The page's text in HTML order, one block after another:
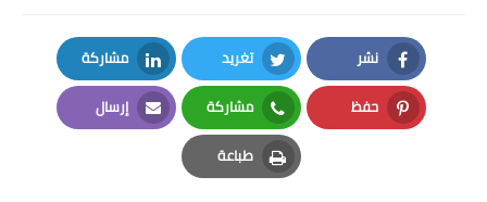
نشر
Facebook
تغريد
Twitter
مشاركة
LinkedIn
حفظ
Pinterest
مشاركة
Whatsapp
إرسال
Email
طباعة
Print